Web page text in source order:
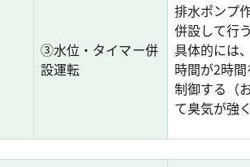
③水位・タイマー併
設運転
排水ポンプ
併設して行
具体的には
時間が2時
制御する（
て臭気が強